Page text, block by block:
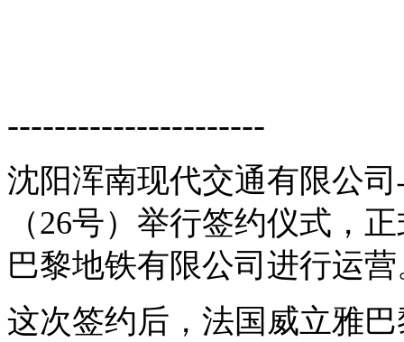
----------------------
沈阳浑南现代交通有限公
（26号）举行签约仪式，
巴黎地铁有限公司进行运
这次签约后，法国威立雅